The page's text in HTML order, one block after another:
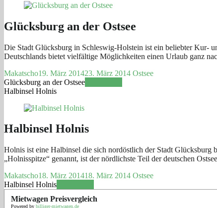
Glücksburg an der Ostsee
Die Stadt Glücksburg in Schleswig-Holstein ist ein beliebter Kur-
Deutschlands bietet vielfältige Möglichkeiten einen Urlaub ganz
Makatscho19. März 201423. März 2014 Ostsee
Glücksburg an der Ostsee
Halbinsel Holnis
Halbinsel Holnis
Holnis ist eine Halbinsel die sich nordöstlich der Stadt Glücksburg
„Holnisspitze“ genannt, ist der nördlichste Teil der deutschen
Makatscho18. März 201418. März 2014 Ostsee
Halbinsel Holnis
Mietwagen Preisvergleich
Powered by billiger-mietwagen.de